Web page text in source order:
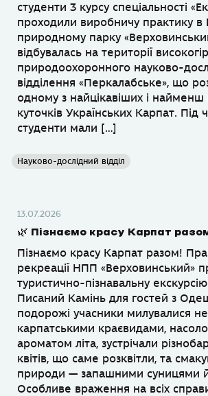
студенти 3 курсу спеціальності
проходили виробничу практику в
природному парку
відбувалась на території
природоохоронного науково-
відділення «Перкалабське», що
одному з найцікавіших і
куточків Українських Карпат. Під
студенти мали […]
Науково-дослідний відділ
13.07.2026
🌿 Пізнаємо красу Карпат
Пізнаємо красу Карпат разом!
рекреації НПП «Верховинський»
туристично-пізнавальну
Писаний Камінь для гостей з
подорожі учасники милувалися
карпатськими краєвидами,
ароматом літа, зустрічали
квітів, що саме розквітли, та
природи — запашними суницями
Особливе враження на всіх